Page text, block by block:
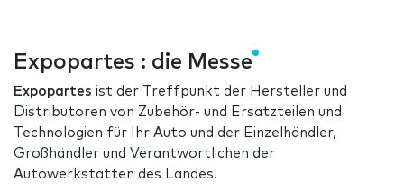
Expopartes : die Messe
Expopartes ist der Treffpunkt der Hersteller und
Distributoren von Zubehör- und Ersatzteilen und
Technologien für Ihr Auto und der Einzelhändler,
Großhändler und Verantwortlichen der
Autowerkstätten des Landes.